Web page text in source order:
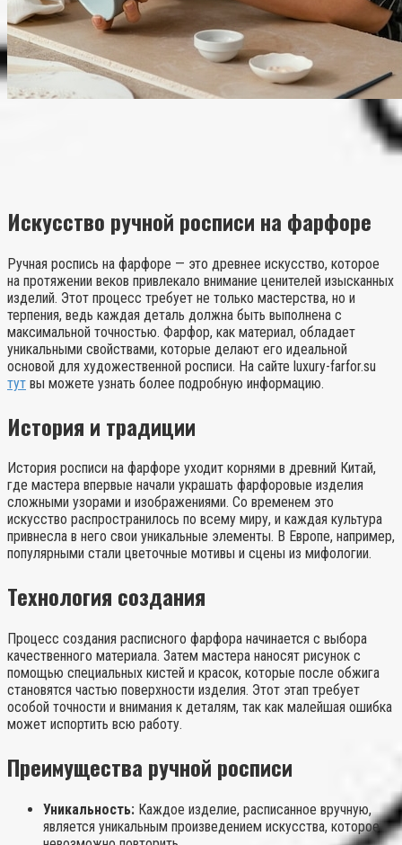
Искусство ручной росписи на фарфоре
Ручная роспись на фарфоре — это древнее искусство, которое
на протяжении веков привлекало внимание ценителей изысканных
изделий. Этот процесс требует не только мастерства, но и
терпения, ведь каждая деталь должна быть выполнена с
максимальной точностью. Фарфор, как материал, обладает
уникальными свойствами, которые делают его идеальной
основой для художественной росписи. На сайте luxury-farfor.su
тут вы можете узнать более подробную информацию.
История и традиции
История росписи на фарфоре уходит корнями в древний Китай,
где мастера впервые начали украшать фарфоровые изделия
сложными узорами и изображениями. Со временем это
искусство распространилось по всему миру, и каждая культура
привнесла в него свои уникальные элементы. В Европе, например,
популярными стали цветочные мотивы и сцены из мифологии.
Технология создания
Процесс создания расписного фарфора начинается с выбора
качественного материала. Затем мастера наносят рисунок с
помощью специальных кистей и красок, которые после обжига
становятся частью поверхности изделия. Этот этап требует
особой точности и внимания к деталям, так как малейшая ошибка
может испортить всю работу.
Преимущества ручной росписи
Уникальность: Каждое изделие, расписанное вручную,
является уникальным произведением искусства, которое